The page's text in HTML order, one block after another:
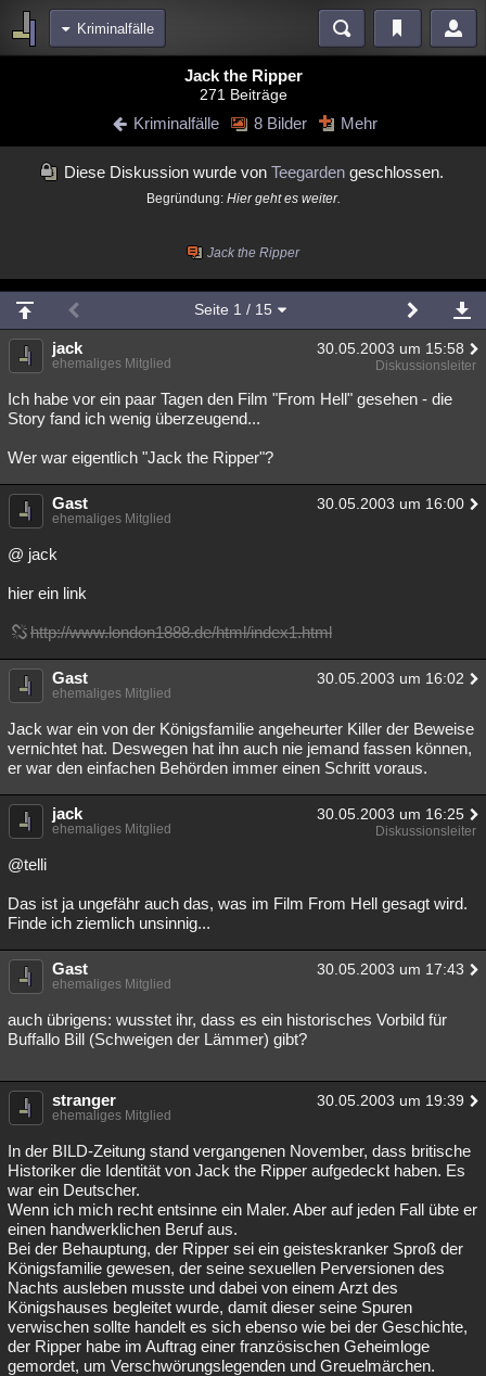
Kriminalfälle
Blogs Videos
meine Rubriken
Wissenschaft Politik Mystery
Verschwörungen Technologie
Natur Umfragen Unterhaltung
weitere Rubriken
Philosophie Träume Literatur
Astronomie Helpdesk Gruppen Gaming Filme
Besucht Teilgenommen Geschlossen
Lesenswert
Jack the Ripper
271 Beiträge
Kriminalfälle 8 Bilder Mehr
Diese Diskussion wurde vonTeegarden geschlossen.
Begründung: Hier geht es weiter.
Jack the Ripper
Seite 1 / 15
jack 30.05.2003 um 15:58
ehemaliges Mitglied Diskussionsleiter
Ich habe vor ein paar Tagen den Film "From Hell" gesehen - die
Story fand ich wenig überzeugend...
Wer war eigentlich "Jack the Ripper"?
Gast 30.05.2003 um 16:00
ehemaliges Mitglied
@ jack
hier ein link
http://www.london1888.de/html/index1.html
Gast 30.05.2003 um 16:02
ehemaliges Mitglied
Jack war ein von der Königsfamilie angeheurter Killer der Beweise
vernichtet hat. Deswegen hat ihn auch nie jemand fassen können,
er war den einfachen Behörden immer einen Schritt voraus.
jack 30.05.2003 um 16:25
ehemaliges Mitglied Diskussionsleiter
@telli
Das ist ja ungefähr auch das, was im Film From Hell gesagt wird.
Finde ich ziemlich unsinnig...
Gast 30.05.2003 um 17:43
ehemaliges Mitglied
auch übrigens: wusstet ihr, dass es ein historisches Vorbild für
Buffallo Bill (Schweigen der Lämmer) gibt?
stranger 30.05.2003 um 19:39
ehemaliges Mitglied
In der BILD-Zeitung stand vergangenen November, dass britische
Historiker die Identität von Jack the Ripper aufgedeckt haben. Es
war ein Deutscher.
Wenn ich mich recht entsinne ein Maler. Aber auf jeden Fall übte er
einen handwerklichen Beruf aus.
Bei der Behauptung, der Ripper sei ein geisteskranker Sproß der
Königsfamilie gewesen, der seine sexuellen Perversionen des
Nachts ausleben musste und dabei von einem Arzt des
Königshauses begleitet wurde, damit dieser seine Spuren
verwischen sollte handelt es sich ebenso wie bei der Geschichte,
der Ripper habe im Auftrag einer französischen Geheimloge
gemordet, um Verschwörungslegenden und Greuelmärchen.